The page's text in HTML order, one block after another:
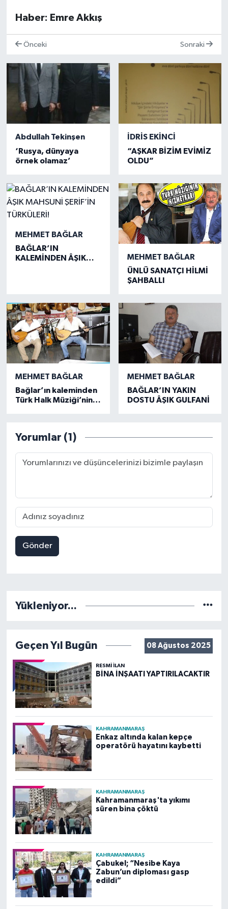
Haber: Emre Akkış
Önceki Sonraki
Abdullah Tekinşen
‘Rusya, dünyaya
örnek olamaz’
İDRİS EKİNCİ
“AŞKAR BİZİM EVİMİZ
OLDU”
MEHMET BAĞLAR
BAĞLAR’IN
KALEMİNDEN ÂŞIK
MEHMET BAĞLAR
ÜNLÜ SANATÇI HİLMİ
ŞAHBALLI
MEHMET BAĞLAR
Bağlar’ın kaleminden
Türk Halk Müziği’nin
MEHMET BAĞLAR
BAĞLAR’IN YAKIN
DOSTU ÂŞIK GULFANİ
Yorumlar (1)
Gönder
Yükleniyor...
Geçen Yıl Bugün 08 Ağustos 2025
RESMİ İLAN
BİNA İNŞAATI YAPTIRILACAKTIR
KAHRAMANMARAŞ
Enkaz altında kalan kepçe
operatörü hayatını kaybetti
KAHRAMANMARAŞ
Kahramanmaraş'ta yıkımı
süren bina çöktü
KAHRAMANMARAŞ
Çabukel; “Nesibe Kaya
Zabun’un diploması gasp
edildi”